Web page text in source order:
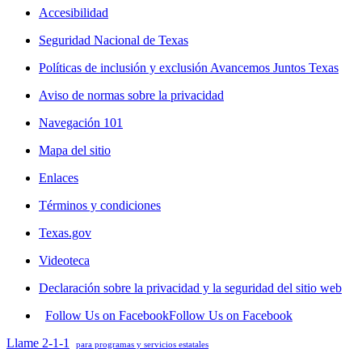
Accesibilidad
Seguridad Nacional de Texas
Políticas de inclusión y exclusión Avancemos Juntos Texas
Aviso de normas sobre la privacidad
Navegación 101
Mapa del sitio
Enlaces
Términos y condiciones
Texas.gov
Videoteca
Declaración sobre la privacidad y la seguridad del sitio web
Follow Us on FacebookFollow Us on Facebook
Llame 2-1-1
para programas y servicios estatales